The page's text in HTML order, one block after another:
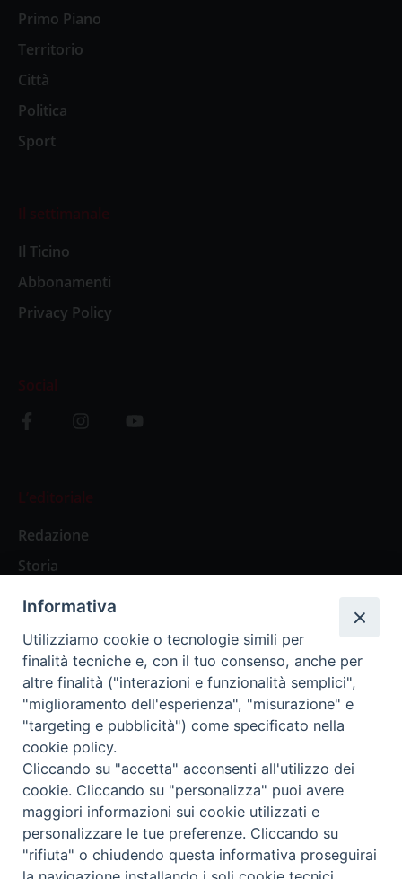
Primo Piano
Territorio
Città
Politica
Sport
Il settimanale
Il Ticino
Abbonamenti
Privacy Policy
Social
L’editoriale
Redazione
Storia
Abbonamenti
Abbonamento Annuale Digitale
Abbonamento Annuale Cartaceo
Abbonamento Singola Copia Digitale
Redazione: Pavia, Piazza Duomo 11 - tel. 0382.24736 -
amministrazione@ilticino.it - repossi@ilticino.it - P.
Informativa
Utilizziamo cookie o tecnologie simili per
finalità tecniche e, con il tuo consenso, anche per
altre finalità ("interazioni e funzionalità semplici",
"miglioramento dell'esperienza", "misurazione" e
"targeting e pubblicità") come specificato nella
cookie policy.
Cliccando su "accetta" acconsenti all'utilizzo dei
cookie. Cliccando su "personalizza" puoi avere
maggiori informazioni sui cookie utilizzati e
personalizzare le tue preferenze. Cliccando su
"rifiuta" o chiudendo questa informativa proseguirai